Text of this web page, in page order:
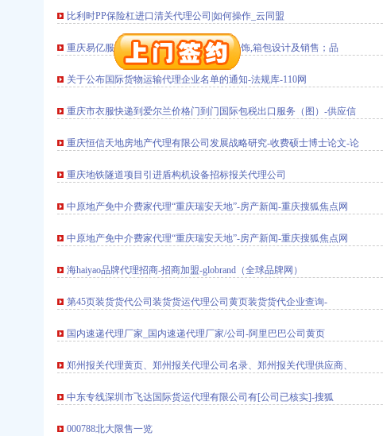
口权）
（进出口权）
）
万 （工商变更）
出口权）
（进出口权）
）
册）
口权）
（进出口权）
）
万 （工商变更）
出口权）
页-七一网
月24日报名-小学教育-
业在线
比利时PP保险杠进口清关代理公司|如何操作_云同盟
重庆易亿服装贸易有限公司,主营：服装服饰,箱包设计及销售；品
关于公布国际货物运输代理企业名单的通知-法规库-110网
重庆市衣服快递到爱尔兰价格门到门国际包税出口服务（图）-供应信
重庆恒信天地房地产代理有限公司发展战略研究-收费硕士博士论文-论
重庆地铁隧道项目引进盾构机设备招标报关代理公司
中原地产免中介费家代理“重庆瑞安天地”-房产新闻-重庆搜狐焦点网
中原地产免中介费家代理“重庆瑞安天地”-房产新闻-重庆搜狐焦点网
海haiyao品牌代理招商-招商加盟-globrand（全球品牌网）
第45页装货货代公司装货货运代理公司黄页装货货代企业查询-
国内速递代理厂家_国内速递代理厂家/公司-阿里巴巴公司黄页
郑州报关代理黄页、郑州报关代理公司名录、郑州报关代理供应商、
中东专线深圳市飞达国际货运代理有限公司有[公司已核实]-搜狐
000788北大限售一览